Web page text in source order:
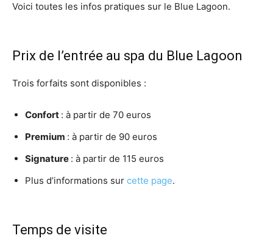
Voici toutes les infos pratiques sur le Blue Lagoon.
Prix de l’entrée au spa du Blue Lagoon
Trois forfaits sont disponibles :
Confort : à partir de 70 euros
Premium : à partir de 90 euros
Signature : à partir de 115 euros
Plus d’informations sur cette page.
Temps de visite